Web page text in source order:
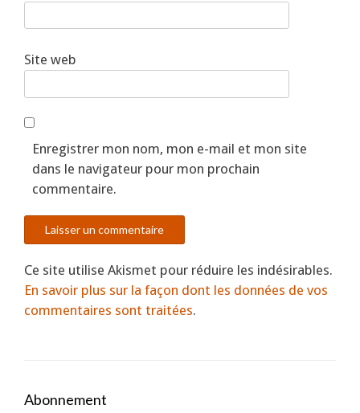
Site web
Enregistrer mon nom, mon e-mail et mon site
dans le navigateur pour mon prochain
commentaire.
Ce site utilise Akismet pour réduire les indésirables.
En savoir plus sur la façon dont les données de vos
commentaires sont traitées.
Abonnement